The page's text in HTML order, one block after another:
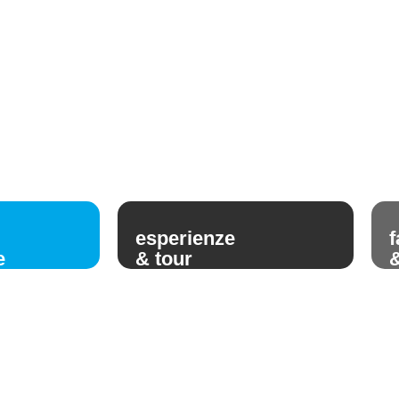
esperienze
& tour